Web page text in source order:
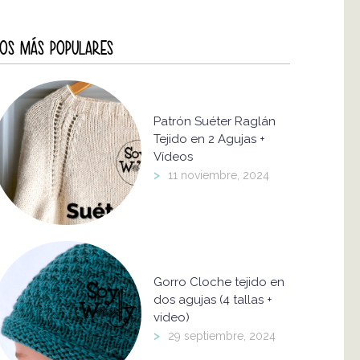
MÁS POPULARES
Patrón Suéter Raglán
Tejido en 2 Agujas +
Vídeos
> 11 noviembre, 2024
Gorro Cloche tejido en
dos agujas (4 tallas +
video)
> 29 septiembre, 2024